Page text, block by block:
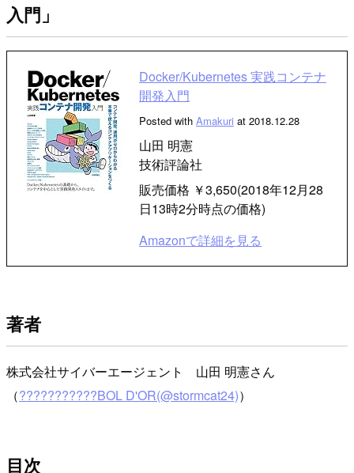
入門」
Docker/Kubernetes 実践コンテナ
開発入門
Posted with Amakuri at 2018.12.28
山田 明憲
技術評論社
販売価格 ￥3,650(2018年12月28
日13時2分時点の価格)
Amazonで詳細を見る
著者
株式会社サイバーエージェント 山田 明憲さん
（???????????BOL D'OR(@stormcat24)）
目次